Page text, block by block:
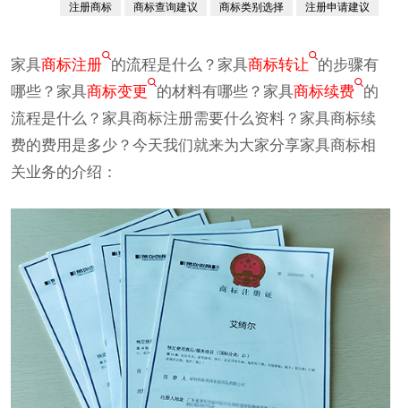
注册商标 商标查询建议 商标类别选择 注册申请建议
家具商标注册 的流程是什么？家具商标转让
的步骤有
哪些？家具商标变更 的材料有哪些？家具商标续费 的
流程是什么？家具商标注册需要什么资料？家具商标续
费的费用是多少？今天我们就来为大家分享家具商标相
关业务的介绍：